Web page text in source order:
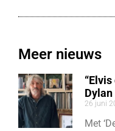
Meer nieuws
26 juni
Met